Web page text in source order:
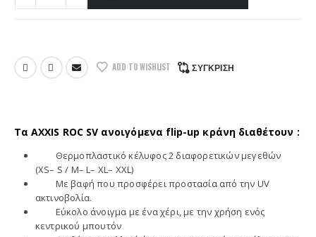
ADD TO WISHLIST ΣΎΓΚΡΙΣΗ
Τα AXXIS ROC SV ανοιγόμενα flip-up κράνη διαθέτουν :
Θερμοπλαστικό κέλυφος 2 διαφορετικών μεγεθών
(XS– S / M– L– XL– XXL)
Με βαφή που προσφέρει προστασία από την UV
ακτινοβολία.
Εύκολο άνοιγμα με ένα χέρι, με την χρήση ενός
κεντρικού μπουτόν